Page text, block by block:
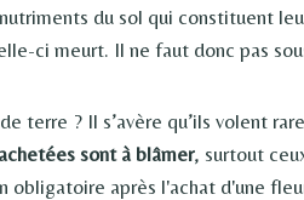
du sol qui constituent
ci meurt. Il ne faut donc pas
terre ? Il s’avère qu’ils volent
sont à blâmer, surtout
obligatoire après l'achat d'une